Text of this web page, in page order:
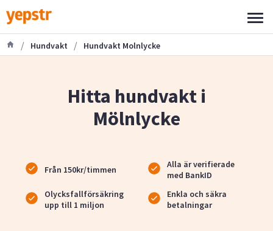
/ Hundvakt / Hundvakt Molnlycke
Hitta hundvakt i
Mölnlycke
Från 150kr/timmen
Alla är verifierade
med BankID
Olycksfallförsäkring
upp till 1 miljon
Enkla och säkra
betalningar